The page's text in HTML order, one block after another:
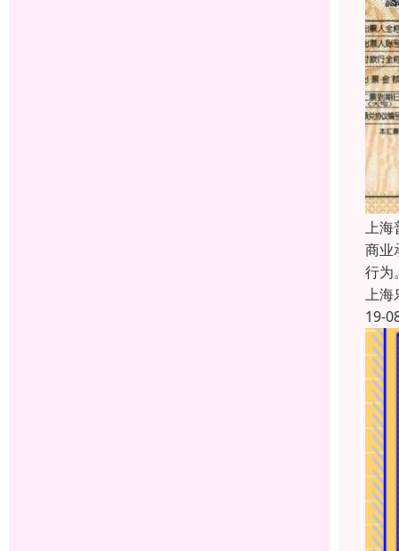
上海
商业
行为
上海
19-